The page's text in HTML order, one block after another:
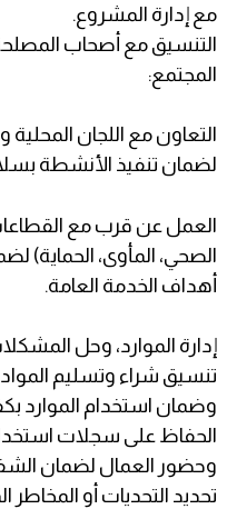
مع إدارة المشروع.
التنسيق مع أصحاب
المجتمع:
التعاون مع اللجان المحلية
لضمان تنفيذ الأنشطة
العمل عن قرب مع
الصحي، المأوى، الحماية)
أهداف الخدمة العامة.
إدارة الموارد، وحل
تنسيق شراء وتسليم
وضمان استخدام الموارد
الحفاظ على سجلات
وحضور العمال لضمان
تحديد التحديات أو المخاطر